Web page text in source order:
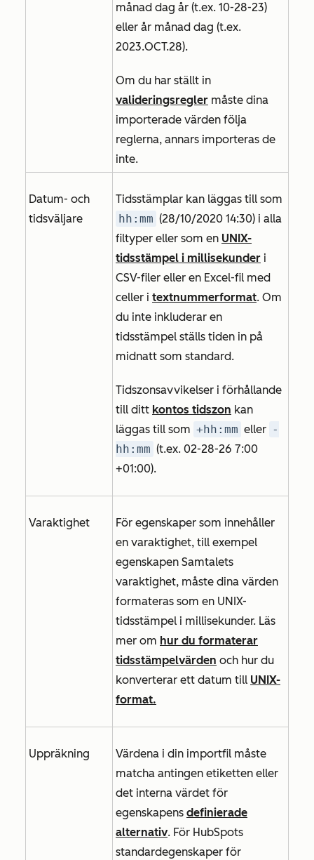
månad dag år (t.ex. 10-28-23)
eller år månad dag (t.ex.
2023.OCT.28).
Om du har ställt in
valideringsregler måste dina
importerade värden följa
reglerna, annars importeras de
inte.
Datum- och
tidsväljare
Tidsstämplar kan läggas till som
hh:mm (28/10/2020 14:30) i alla
filtyper eller som en UNIX-
tidsstämpel i millisekunder i
CSV-filer eller en Excel-fil med
celler i textnummerformat. Om
du inte inkluderar en
tidsstämpel ställs tiden in på
midnatt som standard.
Tidszonsavvikelser i förhållande
till ditt kontos tidszon kan
läggas till som +hh:mm eller -
hh:mm (t.ex. 02-28-26 7:00
+01:00).
Varaktighet
För egenskaper som innehåller
en varaktighet, till exempel
egenskapen Samtalets
varaktighet, måste dina värden
formateras som en UNIX-
tidsstämpel i millisekunder. Läs
mer om hur du formaterar
tidsstämpelvärden och hur du
konverterar ett datum till UNIX-
format.
Uppräkning
Värdena i din importfil måste
matcha antingen etiketten eller
det interna värdet för
egenskapens definierade
alternativ. För HubSpots
standardegenskaper för